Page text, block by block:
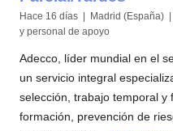
Hace 16 días | Madrid (España)
y personal de apoyo
Adecco, líder mundial en el
un servicio integral
selección, trabajo temporal y
formación, prevención de